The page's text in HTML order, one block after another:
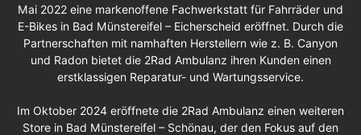
Mai 2022 eine markenoffene Fachwerkstatt für Fahrräder und
E-Bikes in Bad Münstereifel – Eicherscheid eröffnet. Durch die
Partnerschaften mit namhaften Herstellern wie z. B. Canyon
und Radon bietet die 2Rad Ambulanz ihren Kunden einen
erstklassigen Reparatur- und Wartungsservice.
Im Oktober 2024 eröffnete die 2Rad Ambulanz einen weiteren
Store in Bad Münstereifel – Schönau, der den Fokus auf den